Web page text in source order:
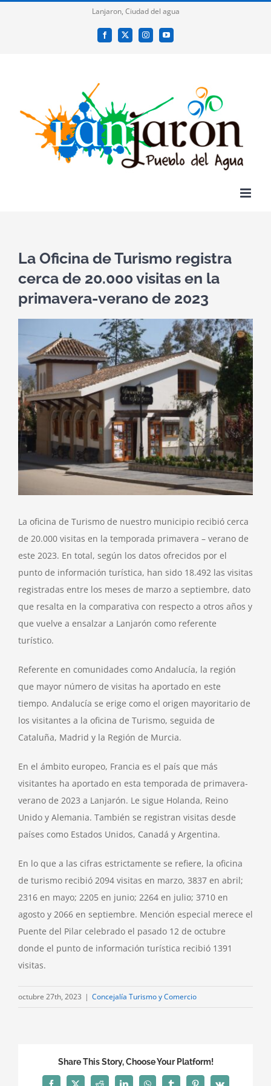
Lanjaron, Ciudad del agua
Facebook
X InstagramYouTube
La Oficina de Turismo registra
cerca de 20.000 visitas en la
primavera-verano de 2023
imagen
más
grande
La oficina de Turismo de nuestro municipio recibió cerca
de 20.000 visitas en la temporada primavera – verano de
este 2023. En total, según los datos ofrecidos por el
punto de información turística, han sido 18.492 las visitas
registradas entre los meses de marzo a septiembre, dato
que resalta en la comparativa con respecto a otros años y
que vuelve a ensalzar a Lanjarón como referente
turístico.
Referente en comunidades como Andalucía, la región
que mayor número de visitas ha aportado en este
tiempo. Andalucía se erige como el origen mayoritario de
los visitantes a la oficina de Turismo, seguida de
Cataluña, Madrid y la Región de Murcia.
En el ámbito europeo, Francia es el país que más
visitantes ha aportado en esta temporada de primavera-
verano de 2023 a Lanjarón. Le sigue Holanda, Reino
Unido y Alemania. También se registran visitas desde
países como Estados Unidos, Canadá y Argentina.
En lo que a las cifras estrictamente se refiere, la oficina
de turismo recibió 2094 visitas en marzo, 3837 en abril;
2316 en mayo; 2205 en junio; 2264 en julio; 3710 en
agosto y 2066 en septiembre. Mención especial merece el
Puente del Pilar celebrado el pasado 12 de octubre
donde el punto de información turística recibió 1391
visitas.
octubre 27th, 2023 | Concejalía Turismo y Comercio
Share This Story, Choose Your Platform!